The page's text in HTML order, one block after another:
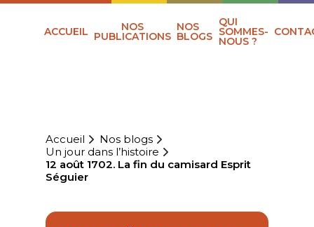
ACCUEIL NOS
PUBLICATIONS
NOS
BLOGS
QUI
SOMMES-
NOUS ?
Accueil
Nos blogs
Un jour dans l’histoire
12 août 1702. La fin du camisard Esprit
Séguier